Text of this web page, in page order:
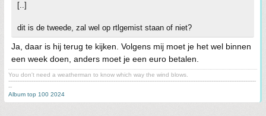
[..]
dit is de tweede, zal wel op rtlgemist staan of niet?
Ja, daar is hij terug te kijken. Volgens mij moet je het wel binnen
een week doen, anders moet je een euro betalen.
You don't need a weatherman to know which way the wind blows.
-------------------------------------------------------------------------------------------------------------------------------------------
--
Album top 100 2024